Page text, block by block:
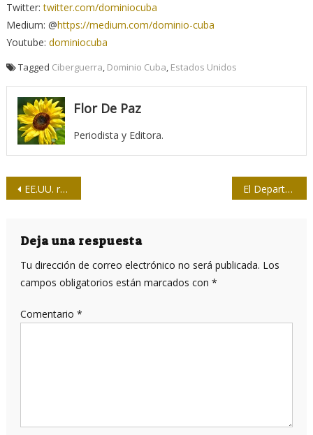
Twitter:twitter.com/dominiocuba
Medium: @https://medium.com/dominio-cuba
Youtube: dominiocuba
Tagged Ciberguerra, Dominio Cuba, Estados Unidos
Flor De Paz
Periodista y Editora.
Navegación
entradas
EE.UU. recicla inventos para una agenda mediática anticubana El Departamento de Estado y la teoría de los puercos voladores
Deja una respuesta
Tu dirección de correo electrónico no será publicada. Los
campos obligatorios están marcados con *
Comentario *